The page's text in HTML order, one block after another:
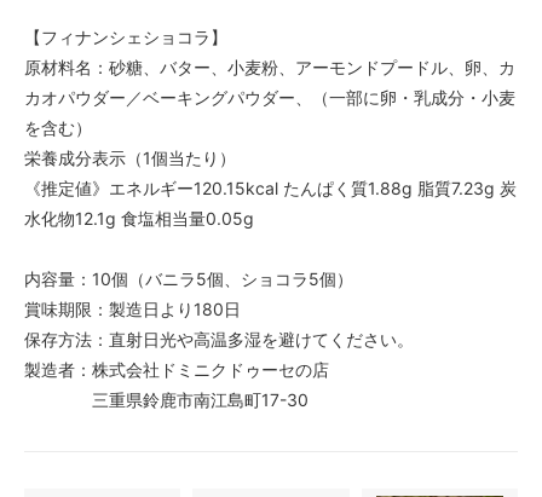
【フィナンシェショコラ】
原材料名：砂糖、バター、小麦粉、アーモンドプードル、卵、カ
カオパウダー／ベーキングパウダー、（一部に卵・乳成分・小麦
を含む）
栄養成分表示（1個当たり）
《推定値》エネルギー120.15kcal たんぱく質1.88g 脂質7.23g 炭
水化物12.1g 食塩相当量0.05g
内容量：10個（バニラ5個、ショコラ5個）
賞味期限：製造日より180日
保存方法：直射日光や高温多湿を避けてください。
製造者：株式会社ドミニクドゥーセの店
三重県鈴鹿市南江島町17-30